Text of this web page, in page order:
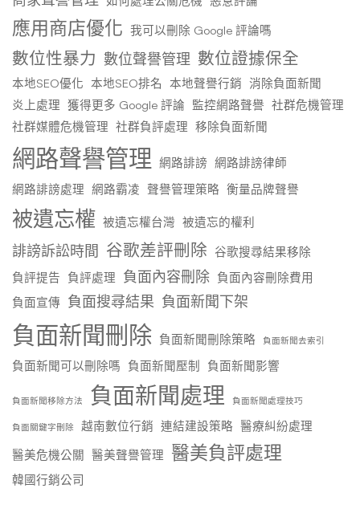
應用商店優化 我可以刪除 Google 評論嗎
數位性暴力 數位聲譽管理 數位證據保全
本地SEO優化 本地SEO排名 本地聲譽行銷 消除負面新聞
炎上處理 獲得更多 Google 評論 監控網路聲譽 社群危機管理
社群媒體危機管理 社群負評處理 移除負面新聞
網路聲譽管理 網路誹謗 網路誹謗律師
網路誹謗處理 網路霸凌 聲譽管理策略 衡量品牌聲譽
被遺忘權 被遺忘權台灣 被遺忘的權利
誹謗訴訟時間 谷歌差評刪除 谷歌搜尋結果移除
負評提告 負評處理 負面內容刪除 負面內容刪除費用
負面宣傳 負面搜尋結果 負面新聞下架
負面新聞刪除 負面新聞刪除策略 負面新聞去索引
負面新聞可以刪除嗎 負面新聞壓制 負面新聞影響
負面新聞移除方法 負面新聞處理 負面新聞處理技巧
負面關鍵字刪除 越南數位行銷 連結建設策略 醫療糾紛處理
醫美危機公關 醫美聲譽管理 醫美負評處理
韓國行銷公司